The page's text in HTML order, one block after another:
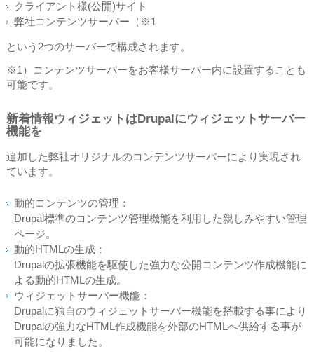
クライアント様(公開)サイト
弊社コンテンツサーバー（※1
という2つのサーバーで構成されます。
※1）コンテンツサーバーをお客様サーバー内に設置することも
可能です。
新着情報ウィジェットはDrupalにウィジェットサーバー
機能を
追加した弊社オリジナルのコンテンツサーバーにより実現され
ています。
動的コンテンツの管理：
Drupal標準のコンテンツ管理機能を利用した親しみやすい管理
ページ。
動的HTMLの生成：
Drupalの拡張機能を駆使した強力な公開コンテンツ作成機能に
よる動的HTMLの生成。
ウィジェットサーバー機能：
Drupalに独自のウィジェットサーバー機能を搭載する事により
Drupalの強力なHTML作成機能を外部のHTMLへ供給する事が
可能になりました。